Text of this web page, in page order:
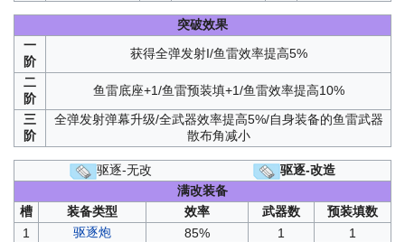
突破效果
一
阶
获得全弹发射I/鱼雷效率提高5%
二
阶
鱼雷底座+1/鱼雷预装填+1/鱼雷效率提高10%
三
阶
全弹发射弹幕升级/全武器效率提高5%/自身装备的鱼雷武器
散布角减小
驱逐-无改
驱逐-改造
满改装备
槽
装备类型 效率 武器数
预装填数
1
驱逐炮 85% 1
1